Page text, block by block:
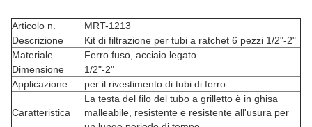
Articolo n.
MRT-1213
Descrizione
Kit di filtrazione per tubi a ratchet 6 pezzi 1/2"-2"
Materiale
Ferro fuso, acciaio legato
Dimensione
1/2"-2"
Applicazione
per il rivestimento di tubi di ferro
Caratteristica
La testa del filo del tubo a grilletto è in ghisa
malleabile, resistente e resistente all'usura per